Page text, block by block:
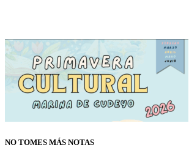
NO TOMES MÁS NOTAS